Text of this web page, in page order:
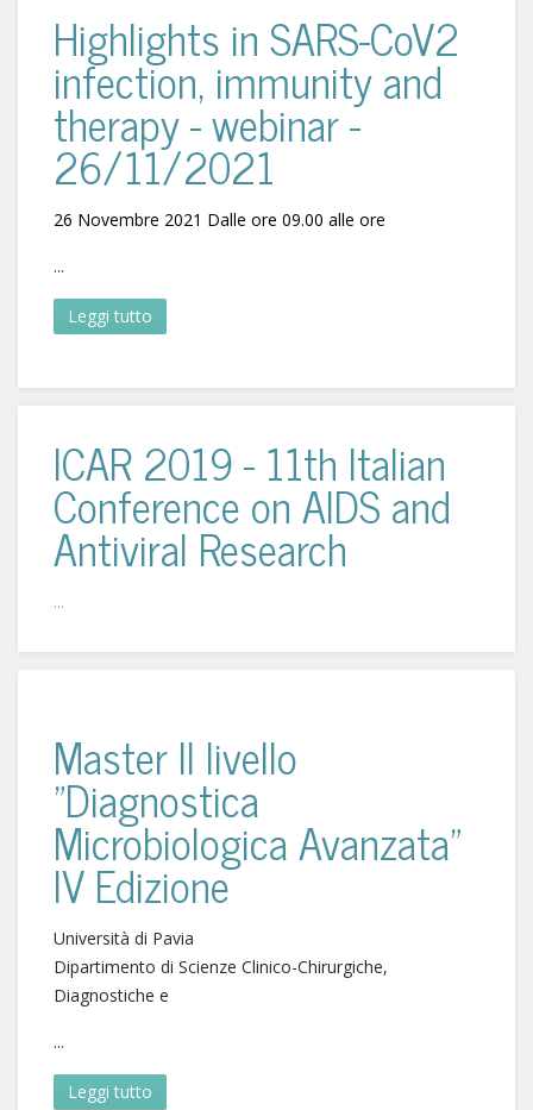
Highlights in SARS-CoV2
infection, immunity and
therapy - webinar -
26/11/2021
26 Novembre 2021 Dalle ore 09.00 alle ore
...
Leggi tutto
ICAR 2019 - 11th Italian
Conference on AIDS and
Antiviral Research
...
Master II livello
"Diagnostica
Microbiologica Avanzata"
IV Edizione
Università di Pavia
Dipartimento di Scienze Clinico-Chirurgiche,
Diagnostiche e
...
Leggi tutto